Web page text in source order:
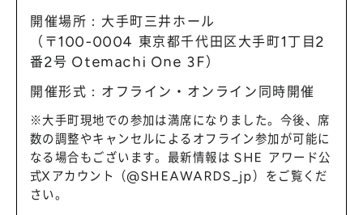
開催場所：大手町三井ホール
（〒100-0004 東京都千代田区大手町1丁目2
番2号 Otemachi One 3F）
開催形式：オフライン・オンライン同時開催
※大手町現地での参加は満席になりました。今後、席
数の調整やキャンセルによるオフライン参加が可能に
なる場合もございます。最新情報は SHE アワード公
式Xアカウント（@SHEAWARDS_jp）をご覧くだ
さい。